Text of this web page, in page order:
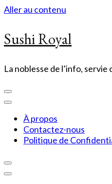
Aller au contenu
Sushi Royal
La noblesse de l’info, servie
À propos
Contactez-nous
Politique de